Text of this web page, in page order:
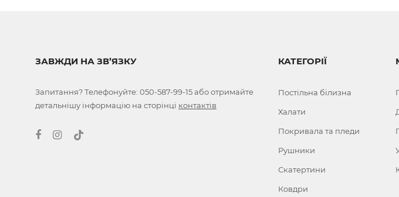
ЗАВЖДИ НА ЗВ’ЯЗКУ
Запитання? Телефонуйте: 050-587-99-15або отримайте
детальнішу інформацію на сторінці контактів
КАТЕГОРІЇ
Постільна білизна
Халати
Покривала та пледи
Рушники
Скатертини
Ковдри